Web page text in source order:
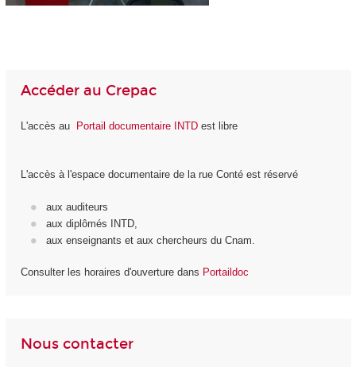
Accéder au Crepac
L'accès au Portail documentaire INTDest libre
L'accès à l'espace documentaire de la rue Conté est réservé
aux auditeurs
aux diplômés INTD,
aux enseignants et aux chercheurs du Cnam.
Consulter les horaires d'ouverture dans Portaildoc
Nous contacter